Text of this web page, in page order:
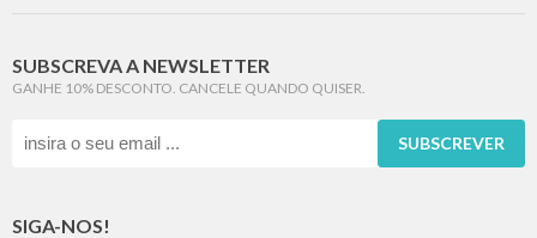
SUBSCREVA A NEWSLETTER
GANHE 10% DESCONTO. CANCELE QUANDO QUISER.
SUBSCREVER
SIGA-NOS!